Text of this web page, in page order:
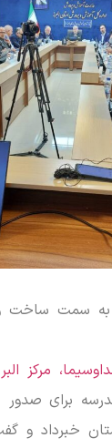
مرکز
برای
خبرداد و